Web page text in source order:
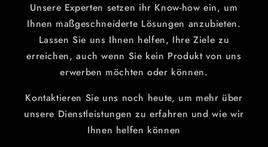
Unsere Experten setzen ihr Know-how ein, um
Ihnen maßgeschneiderte Lösungen anzubieten.
Lassen Sie uns Ihnen helfen, Ihre Ziele zu
erreichen, auch wenn Sie kein Produkt von uns
erwerben möchten oder können.
Kontaktieren Sie uns noch heute, um mehr über
unsere Dienstleistungen zu erfahren und wie wir
Ihnen helfen können